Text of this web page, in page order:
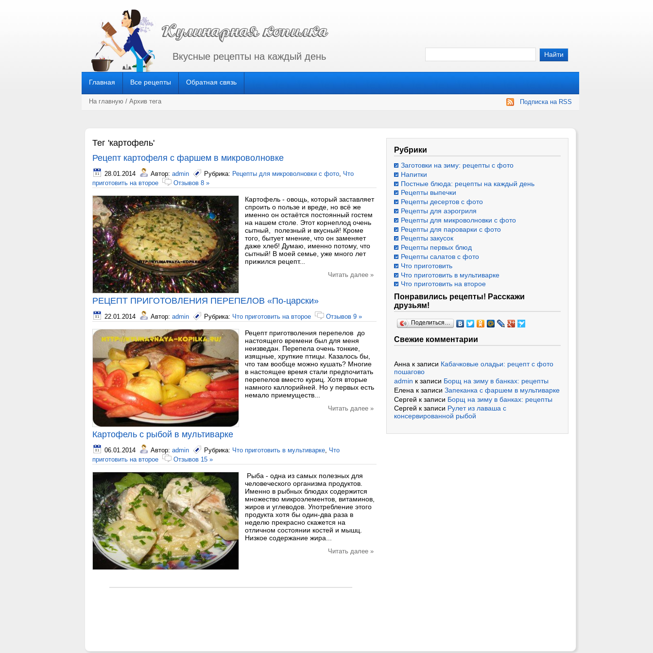
Вкусные рецепты на каждый день
Главная Все рецепты Обратная связь
На главную / Архив тега Подписка на RSS
Тег 'картофель'
Рецепт картофеля с фаршем в микроволновке
28.01.2014 Автор: admin Рубрика: Рецепты для микроволновки с фото, Что
приготовить на второе
Отзывов 8 »
Картофель - овощь, который заставляет
спроить о пользе и вреде, но всё же
именно он остаётся постоянный гостем
на нашем столе. Этот корнеплод очень
сытный, полезный и вкусный! Кроме
того, бытует мнение, что он заменяет
даже хлеб! Думаю, именно потому, что
сытный! В моей семье, уже много лет
прижился рецепт...
Читать далее »
РЕЦЕПТ ПРИГОТОВЛЕНИЯ ПЕРЕПЕЛОВ «По-царски»
22.01.2014 Автор: admin Рубрика: Что приготовить на второе Отзывов 9 »
Рецепт приготволения перепелов до
настоящего времени был для меня
неизведан. Перепела очень тонкие,
изящные, хрупкие птицы. Казалось бы,
что там вообще можно кушать? Многие
в настоящее время стали предпочитать
перепелов вместо куриц. Хотя вторые
намного каллорийней. Но у первых есть
немало приемуществ...
Читать далее »
Картофель с рыбой в мультиварке
06.01.2014 Автор: admin Рубрика: Что приготовить в мультиварке, Что
приготовить на второе
Отзывов 15 »
Рыба - одна из самых полезных для
человеческого организма продуктов.
Именно в рыбных блюдах содержится
множество микроэлементов, витаминов,
жиров и углеводов. Употребление этого
продукта хотя бы один-два раза в
неделю прекрасно скажется на
отличном состоянии костей и мышц.
Низкое содержание жира...
Читать далее »
Рубрики
Заготовки на зиму: рецепты с фото
Напитки
Постные блюда: рецепты на каждый день
Рецепты выпечки
Рецепты десертов с фото
Рецепты для аэрогриля
Рецепты для микроволновки с фото
Рецепты для пароварки с фото
Рецепты закусок
Рецепты первых блюд
Рецепты салатов с фото
Что приготовить
Что приготовить в мультиварке
Что приготовить на второе
Понравились рецепты! Расскажи
друзьям!
Поделиться…
Свежие комментарии
Анна к записи Кабачковые оладьи: рецепт с фото
пошагово
admin к записи Борщ на зиму в банках: рецепты
Елена к записи Запеканка с фаршем в мультиварке
Сергей к записи Борщ на зиму в банках: рецепты
Сергей к записи Рулет из лаваша с
консервированной рыбой